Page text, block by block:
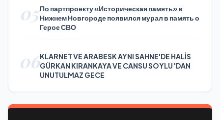
05По партпроекту «Историческая память» в
Нижнем Новгороде появился мурал в память о
Герое СВО
06KLARNET VE ARABESK AYNI SAHNE'DE HALİS
GÜRKAN KIRANKAYA VE CANSU SOYLU 'DAN
UNUTULMAZ GECE